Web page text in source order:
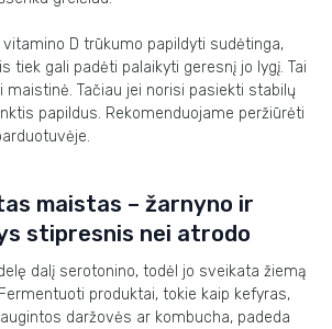
D trūkumo papildyti sudėtinga,
tiek gali padėti palaikyti geresnį jo lygį. Tai
maistinė. Tačiau jei norisi pasiekti stabilų
papildus. Rekomenduojame peržiūrėti
maistas – žarnyno ir
stipresnis nei atrodo
dalį serotonino, todėl jo sveikata žiemą
produktai, tokie kaip kefyras,
daržovės ar kombucha, padeda